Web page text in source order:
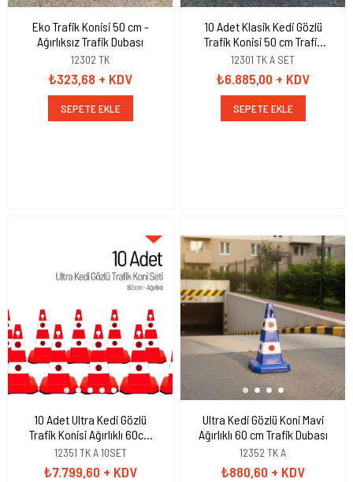
Eko Trafik Konisi 50 cm -
Ağırlıksız Trafik Dubası
12302 TK
₺323,68 + KDV
SEPETE EKLE
10 Adet Klasik Kedi Gözlü
Trafik Konisi 50 cm Trafik
Dubası
12301 TK A SET
₺6.885,00 + KDV
SEPETE EKLE
10 Adet Ultra Kedi Gözlü
Trafik Konisi Ağırlıklı 60cm
Trafik Dubası
12351 TK A 10SET
₺7.799,60 + KDV
Ultra Kedi Gözlü Koni Mavi
Ağırlıklı 60 cm Trafik Dubası
12352 TK A
₺880,60 + KDV